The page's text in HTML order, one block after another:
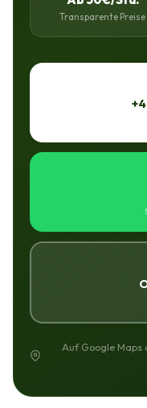
Transparente Preise
Auf Google Maps